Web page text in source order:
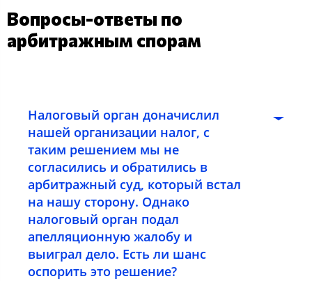
Вопросы-ответы по
арбитражным спорам
Налоговый орган доначислил
нашей организации налог, с
таким решением мы не
согласились и обратились в
арбитражный суд, который встал
на нашу сторону. Однако
налоговый орган подал
апелляционную жалобу и
выиграл дело. Есть ли шанс
оспорить это решение?